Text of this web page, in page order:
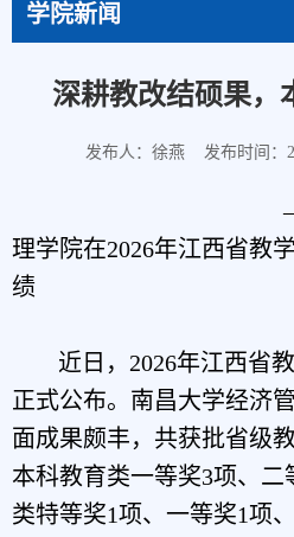
学院新闻
深耕教改结硕果，
发布人：徐燕 发布时间：
理学院在2026年江西省教
绩
近日，2026年江西省
正式公布。南昌大学经济
面成果颇丰，共获批省级
本科教育类一等奖3项、 二
类特等奖1项、一等奖1项